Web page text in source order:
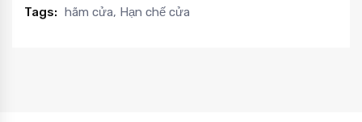
Tags: hãm cửa, Hạn chế cửa